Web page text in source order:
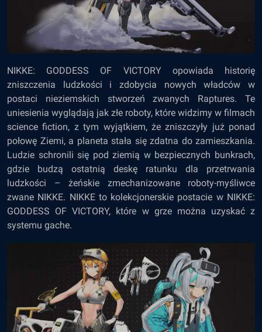
NIKKE: GODDESS OF VICTORY opowiada historię
zniszczenia ludzkości i zdobycia nowych władców w
postaci nieziemskich stworzeń zwanych Raptures. Te
uniesienia wyglądają jak złe roboty, które widzimy w filmach
science fiction, z tym wyjątkiem, że zniszczyły już ponad
połowę Ziemi, a planeta stała się zdatna do zamieszkania.
Ludzie schronili się pod ziemią w bezpiecznych bunkrach,
gdzie budzą ostatnią deskę ratunku dla przetrwania
ludzkości – żeńskie zmechanizowane roboty-myśliwce
zwane NIKKE. NIKKE to kolekcjonerskie postacie w NIKKE:
GODDESS OF VICTORY, które w grze można uzyskać z
systemu gache.